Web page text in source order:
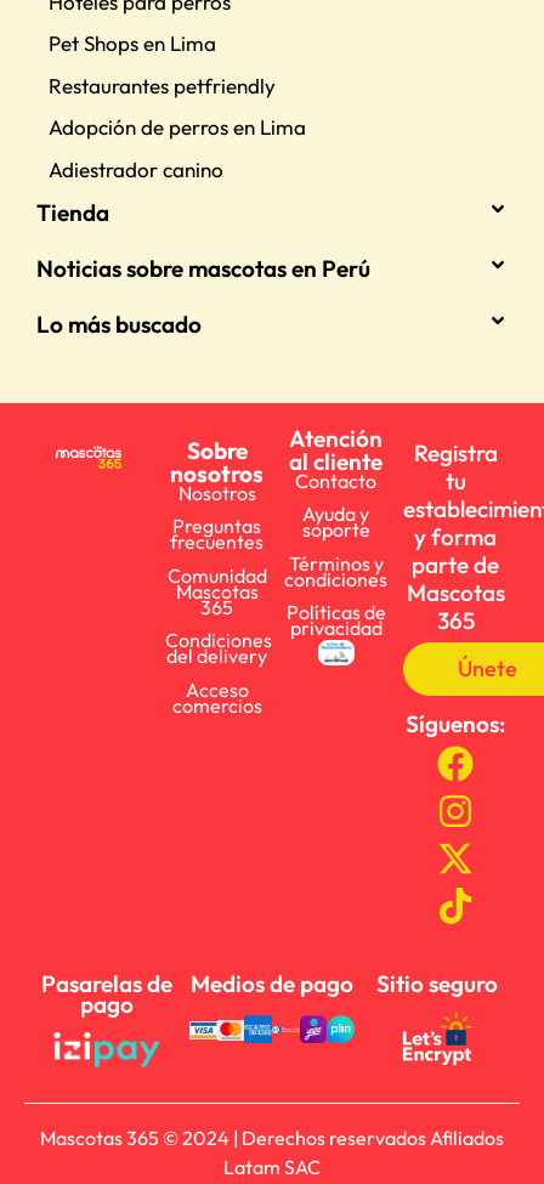
Pet Shops en Lima
Restaurantes petfriendly
Adopción de perros en Lima
Adiestrador canino
Tienda
Noticias sobre mascotas en Perú
Lo más buscado
Sobre
nosotros
Nosotros
Preguntas
frecuentes
Comunidad
Mascotas
365
Condiciones
del delivery
Acceso
comercios
Atención
al cliente
Contacto
Ayuda y
soporte
Términos y
condiciones
Políticas de
privacidad
Registra
tu
y forma
parte de
Mascotas
365
Únete
Síguenos:
Pasarelas de
pago
Medios de pago Sitio seguro
Mascotas 365 © 2024 | Derechos reservados Afiliados
Latam SAC